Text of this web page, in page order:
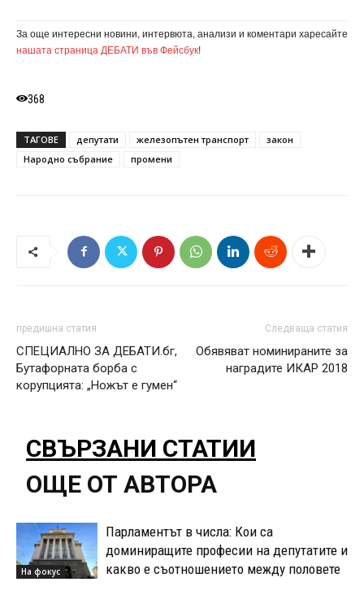
За още интересни новини, интервюта, анализи и коментари харесайте
нашата страница ДЕБАТИ във Фейсбук!
368
ТАГОВЕ депутати железопътен транспорт
закон
Народно събрание
промени
предишна статия
СПЕЦИАЛНО ЗА ДЕБАТИ.бг,
Бутафорната борба с
корупцията: „Ножът е гумен“
Следваща статия
Обявяват номинираните за
наградите ИКАР 2018
СВЪРЗАНИ СТАТИИ
ОЩЕ ОТ АВТОРА
На фокус
Парламентът в числа: Кои са
доминиращите професии на депутатите и
какво е съотношението между половете